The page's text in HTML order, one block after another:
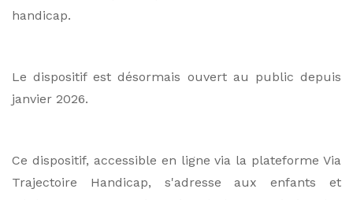
handicap.
Le dispositif est désormais ouvert au public depuis
janvier 2026.
Ce dispositif, accessible en ligne via la plateforme Via
Trajectoire Handicap, s'adresse aux enfants et